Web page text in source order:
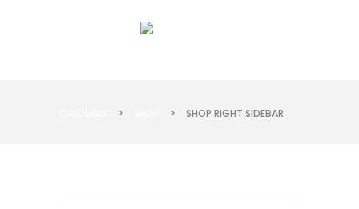
> > SHOP RIGHT SIDEBAR